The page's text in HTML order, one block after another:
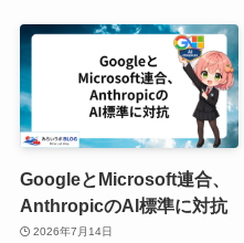
GoogleとMicrosoft連合、
AnthropicのAI標準に対抗
2026年7月14日